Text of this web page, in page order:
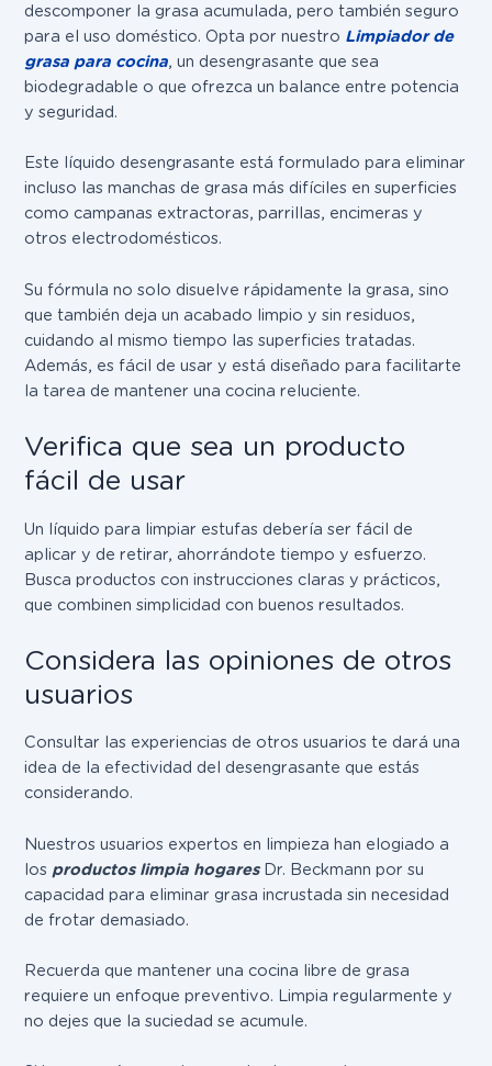
descomponer la grasa acumulada, pero también seguro
para el uso doméstico. Opta por nuestro Limpiador de
grasa para cocina, un desengrasante que sea
biodegradable o que ofrezca un balance entre potencia
y seguridad.
Este líquido desengrasante está formulado para eliminar
incluso las manchas de grasa más difíciles en superficies
como campanas extractoras, parrillas, encimeras y
otros electrodomésticos.
Su fórmula no solo disuelve rápidamente la grasa, sino
que también deja un acabado limpio y sin residuos,
cuidando al mismo tiempo las superficies tratadas.
Además, es fácil de usar y está diseñado para facilitarte
la tarea de mantener una cocina reluciente.
Verifica que sea un producto
fácil de usar
Un líquido para limpiar estufas debería ser fácil de
aplicar y de retirar, ahorrándote tiempo y esfuerzo.
Busca productos con instrucciones claras y prácticos,
que combinen simplicidad con buenos resultados.
Considera las opiniones de otros
usuarios
Consultar las experiencias de otros usuarios te dará una
idea de la efectividad del desengrasante que estás
considerando.
Nuestros usuarios expertos en limpieza han elogiado a
los productos limpia hogaresDr. Beckmann por su
capacidad para eliminar grasa incrustada sin necesidad
de frotar demasiado.
Recuerda que mantener una cocina libre de grasa
requiere un enfoque preventivo. Limpia regularmente y
no dejes que la suciedad se acumule.